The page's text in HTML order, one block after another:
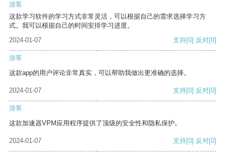
游客
这款学习软件的学习方式非常灵活，可以根据自己的需求选择学习方
式。我可以根据自己的时间安排学习进度。
2024-01-07
支持[0] 反对[0]
游客
这款app的用户评论非常真实，可以帮助我做出更准确的选择。
2024-01-07 支持[0] 反对[0]
游客
这款加速器VPM应用程序提供了顶级的安全性和隐私保护。
2024-01-07 支持[0] 反对[0]